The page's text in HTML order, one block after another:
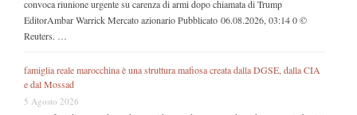
convoca riunione urgente su carenza di armi dopo chiamata di Trump
EditorAmbar Warrick Mercato azionario Pubblicato 06.08.2026, 03:14 0 ©
Reuters. …
famiglia reale marocchina è una struttura mafiosa creata dalla DGSE, dalla CIA
e dal Mossad
5 Agosto 2026